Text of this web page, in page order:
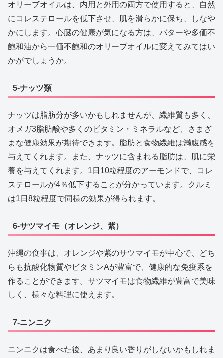
オリーブオイルは、内用と外用の両方で使用すると、自然
にコレステロールを低下させ、肌を滑らかに保ち、しなや
かにします。心臓の健康が気になる方は、バターや多価不
飽和油から一価不飽和のオリーブオイルに変えてみてはい
かがでしょうか。
5-ナッツ類
ナッツは脂肪分が多いかもしれませんが、繊維質も多く、
オメガ3脂肪酸や多くのビタミン・ミネラルなど、さまざ
まな健康効果が期待できます。脂肪と食物繊維は満腹感を
与えてくれます。また、ナッツに含まれる脂肪は、肌に栄
養を与えてくれます。1日10粒程度のアーモンドで、コレ
ステロールが4％低下することが分かっています。クルミ
は1日8粒程度で同様の効果が得られます。
6-サツマイモ（オレンジ、紫）
沖縄の食事は、オレンジや紫のサツマイモが中心で、どち
らも抗酸化物質やビタミンAが豊富で、健康的な免疫系を
作ることができます。サツマイモは食物繊維が豊富で美味
しく、様々な料理に使えます。
7-ニンニク
ニンニクは食べた後、あまり良い香りがしないかもしれま